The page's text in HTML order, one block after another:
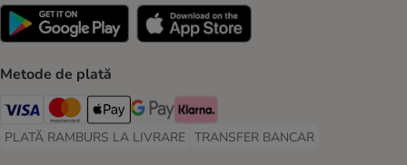
Metode de plată
Visa Payment Method
Master Card Payment Method
Apple Pay Payment Method
Google Pay Payment Method
Klarna Payment Method
PLATĂ RAMBURS LA LIVRARE
PLATĂ RAMBURS LA LIVRARE Payment Method
TRANSFER BANCAR
TRANSFER BANCAR Payment